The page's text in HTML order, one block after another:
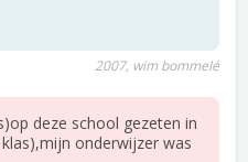
2007, wim bommelé
deze school gezeten in
onderwijzer was